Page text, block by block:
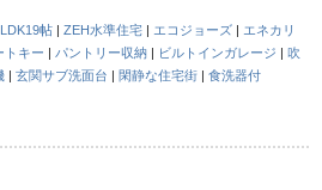
LDK19帖 |ZEH水準住宅 |エコジョーズ |エネカリ
トキー |パントリー収納 ビルトインガレージ
吹
|玄関サブ洗面台 閑静な住宅街 |食洗器付